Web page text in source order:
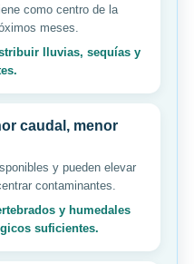
como centro de la
meses.
lluvias, sequías y
caudal, menor
y pueden elevar
contaminantes.
y humedales
suficientes.